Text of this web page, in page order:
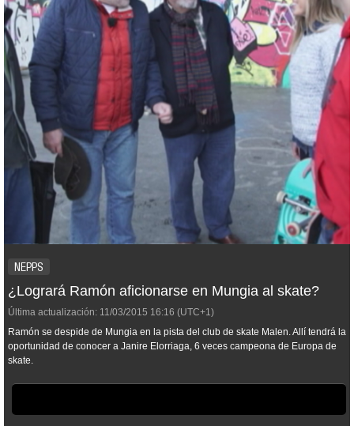
NEPPS
¿Logrará Ramón aficionarse en Mungia al skate?
Última actualización: 11/03/2015 16:16 (UTC+1)
Ramón se despide de Mungia en la pista del club de skate Malen. Allí tendrá la
oportunidad de conocer a Janire Elorriaga, 6 veces campeona de Europa de
skate.